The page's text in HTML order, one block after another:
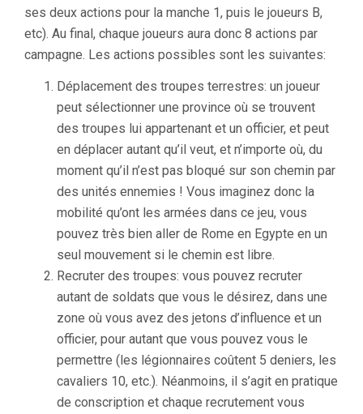
ses deux actions pour la manche 1, puis le joueurs B,
etc). Au final, chaque joueurs aura donc 8 actions par
campagne. Les actions possibles sont les suivantes:
Déplacement des troupes terrestres: un joueur
peut sélectionner une province où se trouvent
des troupes lui appartenant et un officier, et peut
en déplacer autant qu’il veut, et n’importe où, du
moment qu’il n’est pas bloqué sur son chemin par
des unités ennemies ! Vous imaginez donc la
mobilité qu’ont les armées dans ce jeu, vous
pouvez très bien aller de Rome en Egypte en un
seul mouvement si le chemin est libre.
Recruter des troupes: vous pouvez recruter
autant de soldats que vous le désirez, dans une
zone où vous avez des jetons d’influence et un
officier, pour autant que vous pouvez vous le
permettre (les légionnaires coûtent 5 deniers, les
cavaliers 10, etc.). Néanmoins, il s’agit en pratique
de conscription et chaque recrutement vous